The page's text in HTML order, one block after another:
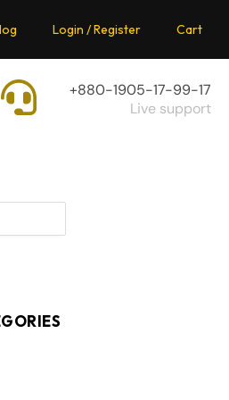
Login / Register Cart
+880-1905-17-99-17
Live support